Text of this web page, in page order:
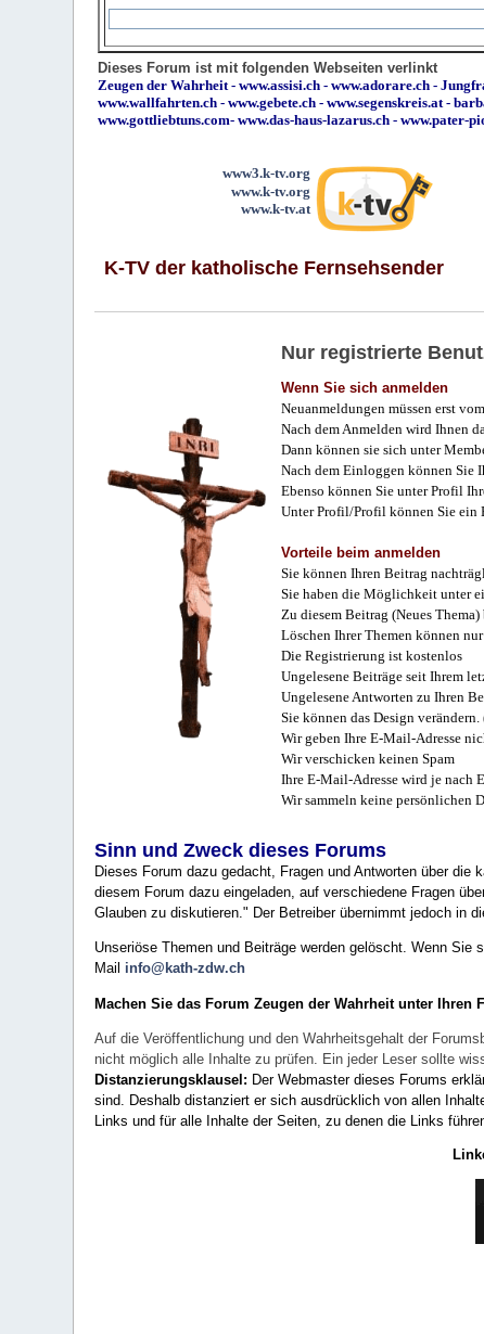
Dieses Forum ist mit folgenden Webseiten verlinkt
Zeugen der Wahrheit-www.assisi.ch -www.adorare.ch -
www.wallfahrten.ch -www.gebete.ch -www.segenskreis.at-
www.gottliebtuns.com-www.das-haus-lazarus.ch - www.pater-
www3.k-tv.org
www.k-tv.org
www.k-tv.at
K-TV der katholische Fernsehsender
Nur registrierte
Wenn Sie sich anmelden
Neuanmeldungen müssen erst
Nach dem Anmelden wird Ihnen
Dann können sie sich unter
Nach dem Einloggen können Sie
Ebenso können Sie unter Profil
Unter Profil/Profil können Sie ein
Vorteile beim anmelden
Sie können Ihren Beitrag
Sie haben die Möglichkeit unter
Zu diesem Beitrag (Neues
Löschen Ihrer Themen können
Die Registrierung ist kostenlos
Ungelesene Beiträge seit Ihrem
Ungelesene Antworten zu Ihren
Sie können das Design verändern.
Wir geben Ihre E-Mail-Adresse
Wir verschicken keinen Spam
Ihre E-Mail-Adresse wird je nach
Wir sammeln keine persönlichen
Sinn und Zweck dieses Forums
Dieses Forum dazu gedacht, Fragen und Antworten über
diesem Forum dazu eingeladen, auf verschiedene Fragen
Glauben zu diskutieren." Der Betreiber übernimmt jedoch in
Unseriöse Themen und Beiträge werden gelöscht. Wenn
Mail info@kath-zdw.ch
Machen Sie das Forum Zeugen der Wahrheit unter Ihren
Auf die Veröffentlichung und den Wahrheitsgehalt der
nicht möglich alle Inhalte zu prüfen. Ein jeder Leser sollte
Distanzierungsklausel: Der Webmaster dieses Forums
sind. Deshalb distanziert er sich ausdrücklich von allen
Links und für alle Inhalte der Seiten, zu denen die Links